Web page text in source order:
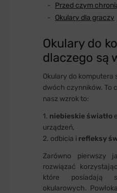
Przed czym
Okulary dla graczy
Okulary do
dlaczego są
Okulary do komputera
dwóch czynników. To
nasz wzrok to:
1. niebieskie światło
urządzeń,
2. odbicia i refleksy
Zarówno pierwszy
rozwiązać
które posiadają
okularowych.